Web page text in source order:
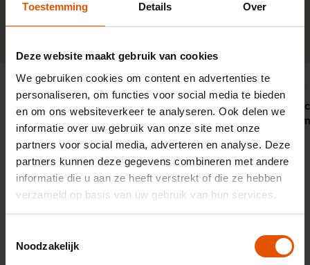
Toestemming Details Over
Deze website maakt gebruik van cookies
We gebruiken cookies om content en advertenties te
personaliseren, om functies voor social media te bieden
en om ons websiteverkeer te analyseren. Ook delen we
informatie over uw gebruik van onze site met onze
partners voor social media, adverteren en analyse. Deze
partners kunnen deze gegevens combineren met andere
informatie die u aan ze heeft verstrekt of die ze hebben
verzameld op basis van uw gebruik van hun services.
Noodzakelijk
0341-760088 Neem contact op
"Wij kiezen voor LeaseLinq vanwege
het meedenken van onze vaste
contactpersoon. Geen probleem te
groot, er is altijd een oplossing.
LeaseLinq onderscheidt zich dan ook
van andere partijen door de goede
genomen door een deskundig
Snelle